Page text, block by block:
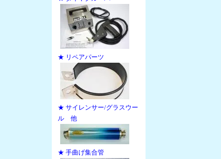
★ リペアパーツ
★ サイレンサー/グラスウー
ル 他
★ 手曲げ集合管